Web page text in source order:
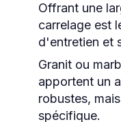
Offrant une
carrelage est
d'entretien et
Granit ou
apportent un
robustes,
spécifique.